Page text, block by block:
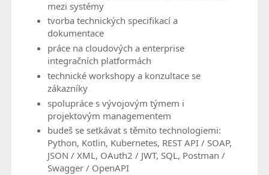
mezi systémy
tvorba technických specifikací a
dokumentace
práce na cloudových a enterprise
integračních platformách
technické workshopy a konzultace se
zákazníky
spolupráce s vývojovým týmem i
projektovým managementem
budeš se setkávat s těmito technologiemi:
Python, Kotlin, Kubernetes, REST API / SOAP,
JSON / XML, OAuth2 / JWT, SQL, Postman /
Swagger / OpenAPI